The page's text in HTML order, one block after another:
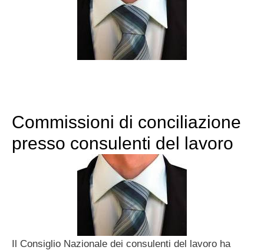
Commissioni di conciliazione
presso consulenti del lavoro
Il Consiglio Nazionale dei consulenti del lavoro ha